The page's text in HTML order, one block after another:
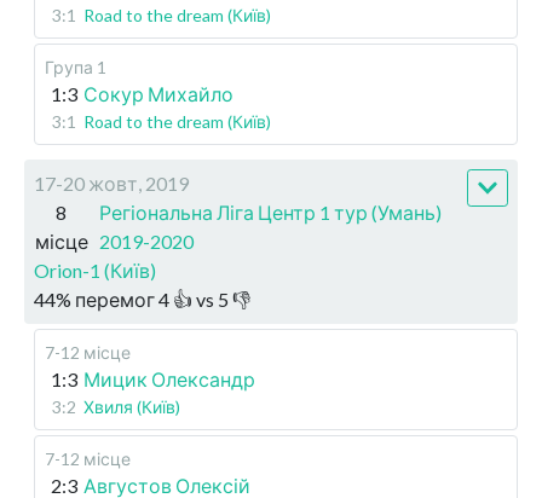
3:1 Road to the dream (Київ)
Група 1
1:3 Сокур Михайло
3:1 Road to the dream (Київ)
17-20 жовт, 2019
8
місце
Регіональна Ліга Центр 1 тур (Умань)
2019-2020
Orion-1 (Київ)
44% перемог4 👍 vs 5 👎
7-12 місце
1:3 Мицик Олександр
3:2 Хвиля (Київ)
7-12 місце
2:3 Августов Олексій